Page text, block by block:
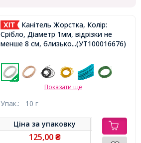
Канітель Жорстка, Колір:
Срібло, Діаметр 1мм, відрізки не
менше 8 см, близько 250см / 10г,
...(УТ100016676)
Показати ще
Упак.: 10 г
Ціна заупаковку
125,00 ₴